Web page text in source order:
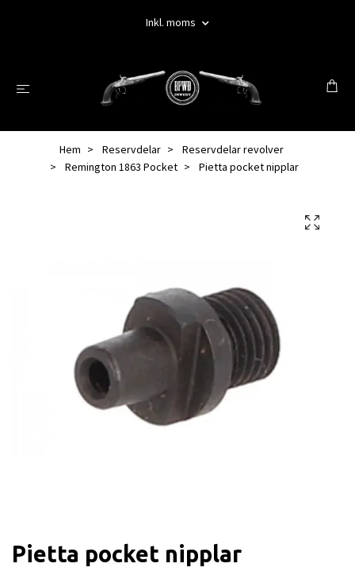
Inkl. moms
Hem Reservdelar
Reservdelar revolver
Remington 1863 Pocket
Pietta pocket nipplar
Pietta pocket nipplar